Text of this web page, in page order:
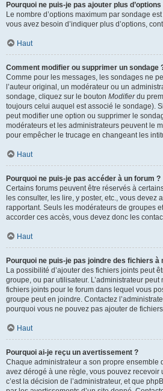
Pourquoi ne puis-je pas ajouter plus
Le nombre d’options maximum par sondage
vous avez besoin d’indiquer plus d’options,
Haut
Comment modifier ou supprimer un sondage
Comme pour les messages, les sondages ne
l’auteur original, un modérateur ou un
sondage, cliquez sur le bouton Modifierdu
toujours celui auquel est associé le sondage).
peut modifier une option ou supprimer le
modérateurs et les administrateurs peuvent le
pour empêcher le trucage en changeant les
Haut
Pourquoi ne puis-je pas accéder à un forum ?
Certains forums peuvent être réservés à
les consulter, les lire, y poster, etc., vous devez
rapportant. Seuls les modérateurs de groupes
accorder ces accès, vous devez donc les
Haut
Pourquoi ne puis-je pas joindre des fichiers à
La possibilité d’ajouter des fichiers joints peut
groupe, ou par utilisateur. L’administrateur peut
fichiers joints pour le forum dans lequel vous
groupe peut en joindre. Contactez
pourquoi vous ne pouvez pas ajouter de
Haut
Pourquoi ai-je reçu un avertissement ?
Chaque administrateur a son propre ensemble
avez dérogé à une règle, vous pouvez recevoir
c’est la décision de l’administrateur, et que